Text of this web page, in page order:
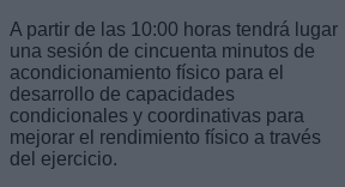
A partir de las 10:00 horas tendrá lugar
una sesión de cincuenta minutos de
acondicionamiento físico para el
desarrollo de capacidades
condicionales y coordinativas para
mejorar el rendimiento físico a través
del ejercicio.